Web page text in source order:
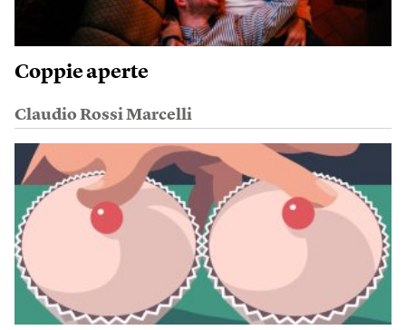
Coppie aperte
Claudio Rossi Marcelli